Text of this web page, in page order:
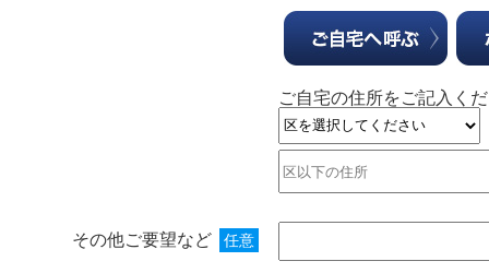
ご自宅の住所をご記入く
その他ご要望など 任意